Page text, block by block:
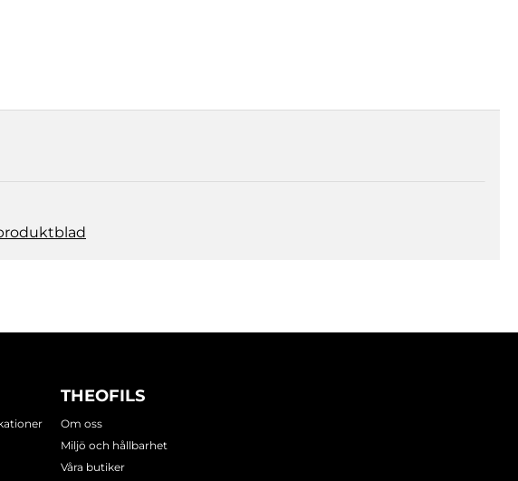
THEOFILS
Om oss
Miljö och hållbarhet
Våra butiker